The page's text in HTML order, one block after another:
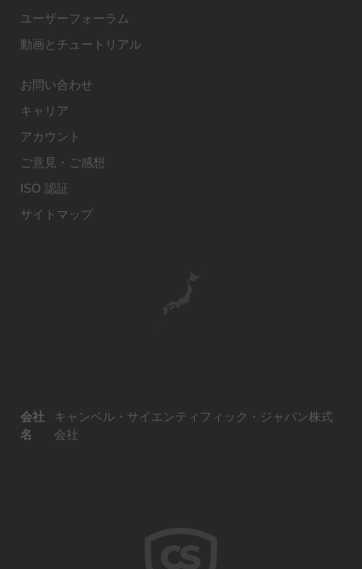
ユーザーフォーラム
動画とチュートリアル
お問い合わせ
キャリア
アカウント
ご意見・ご感想
ISO 認証
サイトマップ
会社
名
キャンベル・サイエンティフィック・ジャパン株式
会社